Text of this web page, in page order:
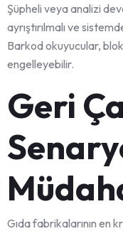
Şüpheli veya analizi
ayrıştırılmalı ve
Barkod okuyucular,
engelleyebilir.
Geri
Gıda fabrikalarının en